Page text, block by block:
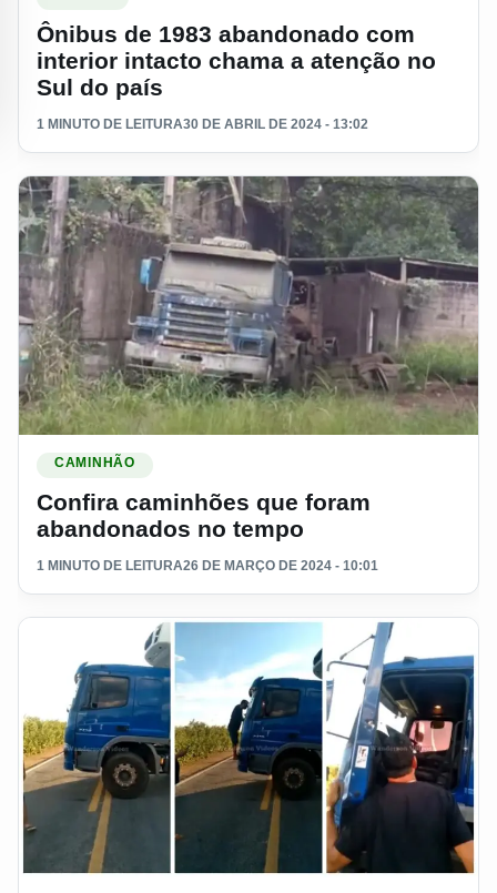
Ônibus de 1983 abandonado com
interior intacto chama a atenção no
Sul do país
1 MINUTO DE LEITURA30 DE ABRIL DE 2024 - 13:02
CAMINHÃO
Confira caminhões que foram
abandonados no tempo
1 MINUTO DE LEITURA26 DE MARÇO DE 2024 - 10:01